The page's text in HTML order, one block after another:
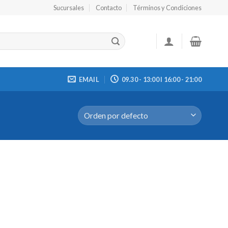
Sucursales Contacto Términos y Condiciones
EMAIL 09.30 - 13:00 I 16:00 - 21:00